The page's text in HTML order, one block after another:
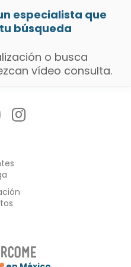
especialista que
búsqueda
o busca
vídeo consulta.